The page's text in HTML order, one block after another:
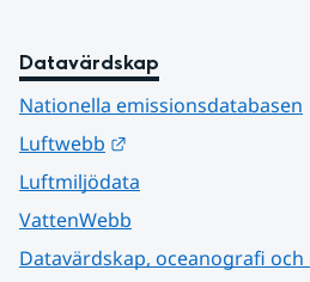
Datavärdskap
Nationella emissionsdatabasen
Luftwebb
Luftmiljödata
VattenWebb
Datavärdskap, oceanografi